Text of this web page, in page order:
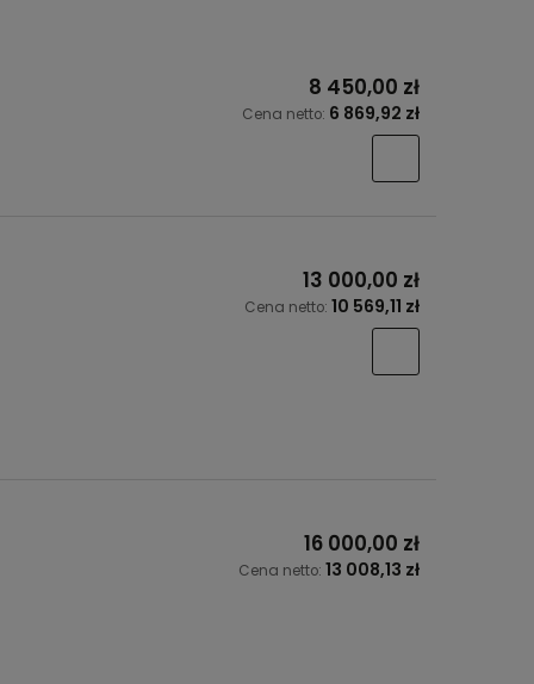
8 450,00 zł
Cena netto: 6 869,92 zł
13 000,00 zł
Cena netto: 10 569,11 zł
16 000,00 zł
Cena netto: 13 008,13 zł